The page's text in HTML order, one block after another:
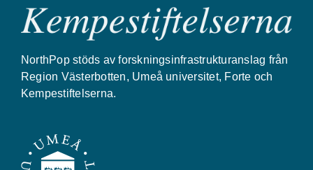
NorthPop stöds av forskningsinfrastrukturanslag från
Region Västerbotten, Umeå universitet, Forte och
Kempestiftelserna.